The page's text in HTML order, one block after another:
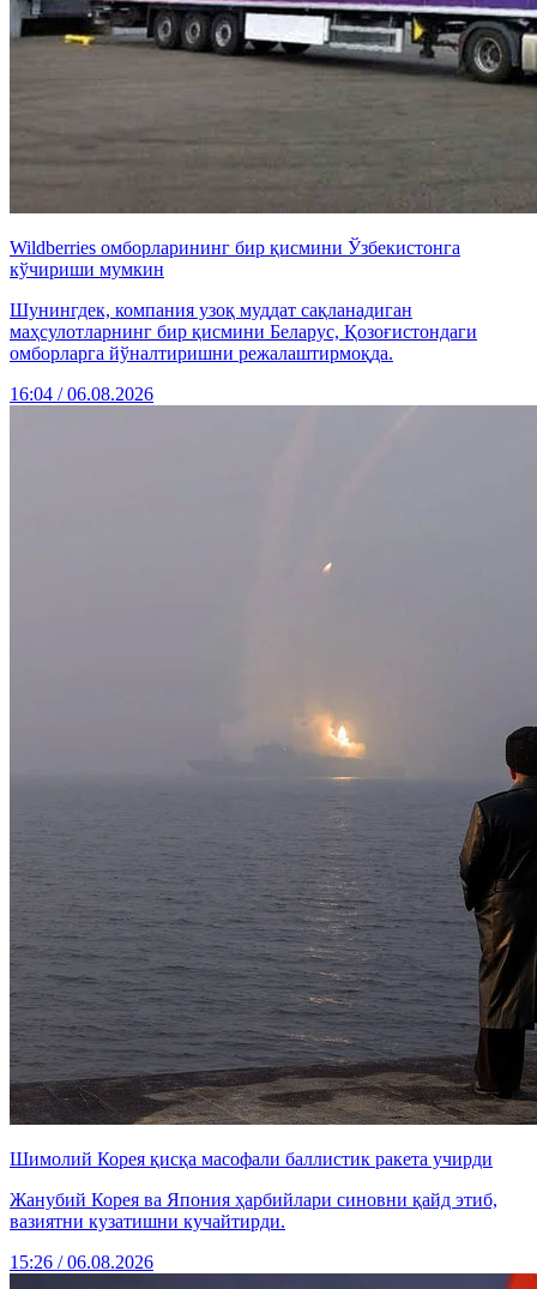
Wildberries омборларининг бир қисмини Ўзбекистонга
кўчириши мумкин
Шунингдек, компания узоқ муддат сақланадиган
маҳсулотларнинг бир қисмини Беларус, Қозоғистондаги
омборларга йўналтиришни режалаштирмоқда.
16:04 / 06.08.2026
Шимолий Корея қисқа масофали баллистик ракета учирди
Жанубий Корея ва Япония ҳарбийлари синовни қайд этиб,
вазиятни кузатишни кучайтирди.
15:26 / 06.08.2026